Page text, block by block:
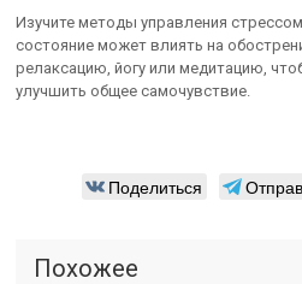
Изучите методы управления
состояние может влиять на
релаксацию, йогу или медитацию,
улучшить общее самочувствие.
Поделиться
Похожее